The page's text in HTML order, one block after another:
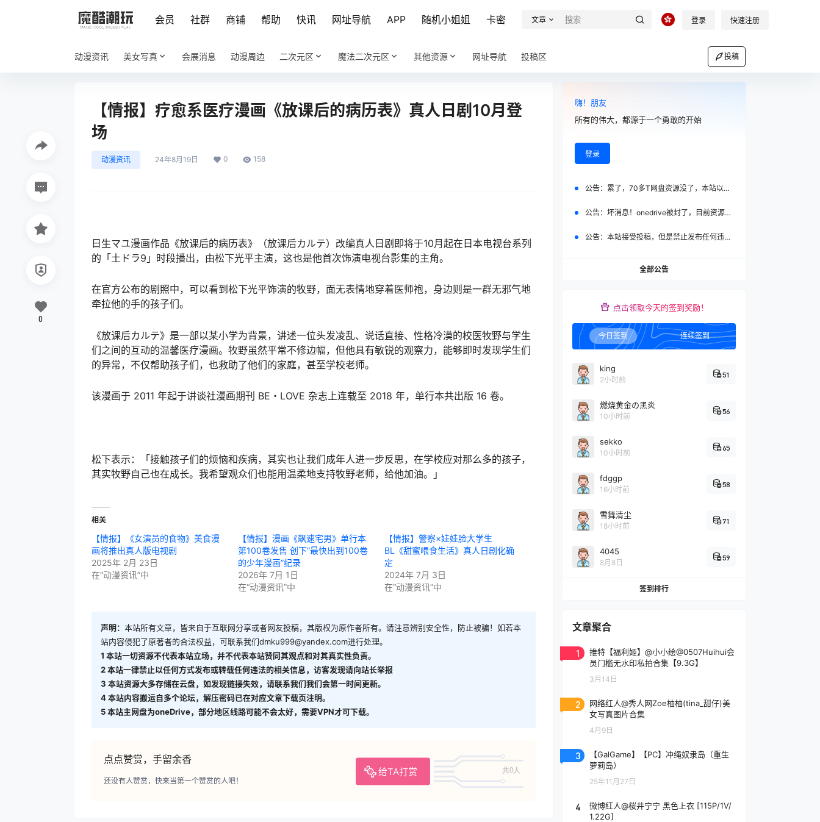
会员 社群 商铺 帮助 快讯 网址导航 APP 随机小姐姐 卡密 文章 登录 快速注册
动漫资讯 美女写真 会展消息 动漫周边 二次元区 魔法二次元区 其他资源 网址导航 投稿区 投稿
【情报】疗愈系医疗漫画《放课后的病历表》真人日剧10月登
场
动漫资讯 24年8月19日 0 158
日生マユ漫画作品《放课后的病历表》（放课后カルテ）改编真人日剧即将于10月起在日本电视台系列
的「土ドラ9」时段播出，由松下光平主演，这也是他首次饰演电视台影集的主角。
在官方公布的剧照中，可以看到松下光平饰演的牧野，面无表情地穿着医师袍，身边则是一群无邪气地
牵拉他的手的孩子们。
《放课后カルテ》是一部以某小学为背景，讲述一位头发凌乱、说话直接、性格冷漠的校医牧野与学生
们之间的互动的温馨医疗漫画。牧野虽然平常不修边幅，但他具有敏锐的观察力，能够即时发现学生们
的异常，不仅帮助孩子们，也救助了他们的家庭，甚至学校老师。
该漫画于 2011 年起于讲谈社漫画期刊 BE・LOVE 杂志上连载至 2018 年，单行本共出版 16 卷。
松下表示：「接触孩子们的烦恼和疾病，其实也让我们成年人进一步反思，在学校应对那么多的孩子，
其实牧野自己也在成长。我希望观众们也能用温柔地支持牧野老师，给他加油。」
相关
【情报】《女演员的食物》美食漫
画将推出真人版电视剧
2025年 2月 23日
在“动漫资讯”中
【情报】漫画《飙速宅男》单行本
第100卷发售 创下“最快出到100卷
的少年漫画”纪录
2026年 7月 1日
在“动漫资讯”中
【情报】警察×娃娃脸大学生
BL《甜蜜喂食生活》真人日剧化确
定
2024年 7月 3日
在“动漫资讯”中
声明： 本站所有文章，皆来自于互联网分享或者网友投稿，其版权为原作者所有。请注意辨别安全性，防止被骗！如若本
站内容侵犯了原著者的合法权益，可联系我们dmku999@yandex.com进行处理。
1 本站一切资源不代表本站立场，并不代表本站赞同其观点和对其真实性负责。
2本站一律禁止以任何方式发布或转载任何违法的相关信息，访客发现请向站长举报
3 本站资源大多存储在云盘，如发现链接失效，请联系我们我们会第一时间更新。
4本站内容搬运自多个论坛，解压密码已在对应文章下载页注明。
5本站主网盘为oneDrive，部分地区线路可能不会太好，需要VPN才可下载。
点点赞赏，手留余香
给TA打赏 共0人
还没有人赞赏，快来当第一个赞赏的人吧！
0
嗨！朋友
所有的伟大，都源于一个勇敢的开始
登录
公告： 累了，70多T网盘资源没了，本站以后 不再设置vip会员，全部免费！
公告： 坏消息！onedrive被封了，目前资源不好转移！
公告： 本站接受投稿，但是禁止发布任何违法，低俗内容
全部公告
点击领取今天的签到奖励！
今日签到 连续签到
king
2小时前
51
燃烧黄金の黑炎
10小时前
56
sekko
10小时前
65
fdggp
16小时前
58
雪舞清尘
18小时前
71
4045
8月8日
59
签到排行
文章聚合
1
推特【福利姬】@小小绘@0507Huihui会
员门槛无水印私拍合集【9.3G】
3月14日
2
网络红人@秀人网Zoe柚柚(tina_甜仔)美
女写真图片合集
4月9日
3
【GalGame】【PC】冲绳奴隶岛（重生
萝莉岛）
25年11月27日
4
微博红人@桜井宁宁 黑色上衣 [115P/1V/
1.22G]